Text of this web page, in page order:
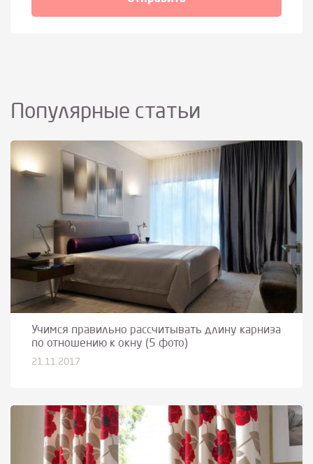
Популярные статьи
Учимся правильно рассчитывать длину карниза
по отношению к окну (5 фото)
21.11.2017